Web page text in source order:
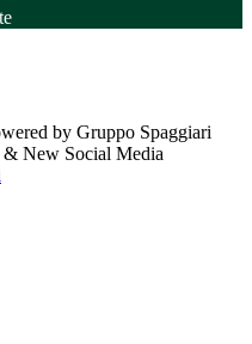
by Gruppo Spaggiari
New Social Media